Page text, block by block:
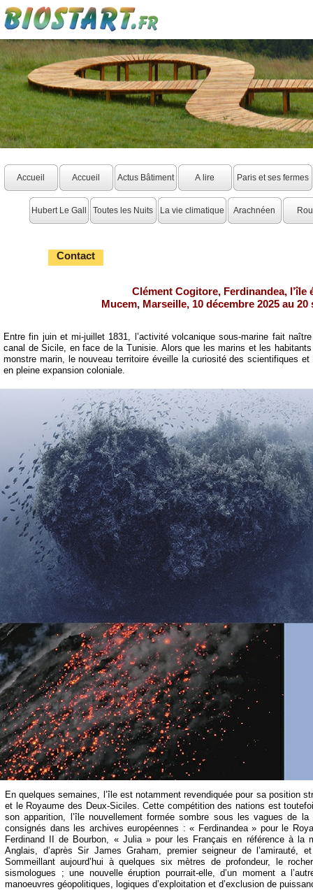
Contact
Entre fin juin et mi-juillet 1831, l’activité volcanique sous-marine fait
canal de Sicile, en face de la Tunisie. Alors que les marins et les
monstre marin, le nouveau territoire éveille la curiosité des scientifiques
en pleine expansion coloniale.
En quelques semaines, l’île est notamment revendiquée pour sa position
et le Royaume des Deux-Siciles. Cette compétition des nations est
son apparition, l’île nouvellement formée sombre sous les vagues de
consignés dans les archives européennes : « Ferdinandea » pour le
Ferdinand II de Bourbon, « Julia » pour les Français en référence à la
Anglais, d’après Sir James Graham, premier seigneur de l’amirauté,
Sommeillant aujourd’hui à quelques six mètres de profondeur, le
sismologues ; une nouvelle éruption pourrait-elle, d’un moment a
manoeuvres géopolitiques, logiques d’exploitation et d’exclusion de
Clément Cogitore, Ferdinandea, l’île
Mucem, Marseille, 10 décembre 2025 au 20
Accueil Accueil Actus Bâtiment A lire Paris et ses fermes
Hubert Le Gall Toutes les Nuits La vie climatique Arachnéen